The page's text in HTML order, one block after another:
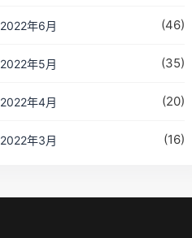
2022年6月 (46)
2022年5月 (35)
2022年4月 (20)
2022年3月 (16)